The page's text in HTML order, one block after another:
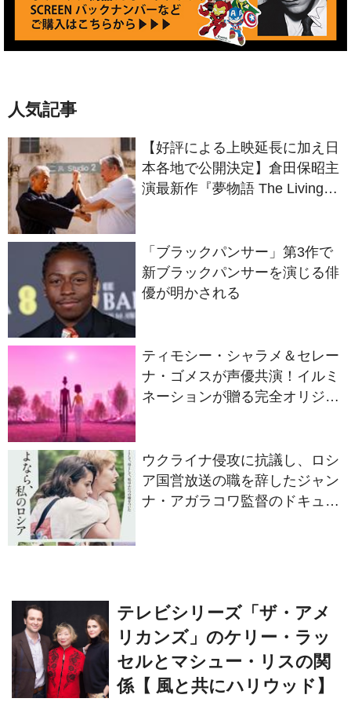
人気記事
【好評による上映延長に加え日
本各地で公開決定】倉田保昭主
演最新作『夢物語 The Living
「ブラックパンサー」第3作で
新ブラックパンサーを演じる俳
優が明かされる
ティモシー・シャラメ＆セレー
ナ・ゴメスが声優共演！イルミ
ネーションが贈る完全オリジナ
ウクライナ侵攻に抗議し、ロシ
ア国営放送の職を辞したジャン
ナ・アガラコワ監督のドキュメ
テレビシリーズ「ザ・アメ
リカンズ」のケリー・ラッ
セルとマシュー・リスの関
係【 風と共にハリウッド】